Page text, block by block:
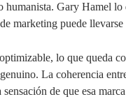
humanista. Gary Hamel
marketing puede llevarse
lo que queda
La coherencia
de que esa